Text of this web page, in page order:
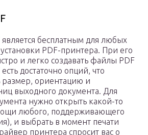
бесплатным для любых
PDF-принтера. При его
и легко создавать файлы PDF
достаточно опций, что
размер, ориентацию и
выходного документа. Для
нужно открыть какой-то
любого, поддерживающего
и выбрать в момент печати
принтера спросит вас о